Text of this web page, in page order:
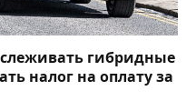
гибридные
налог на оплату за